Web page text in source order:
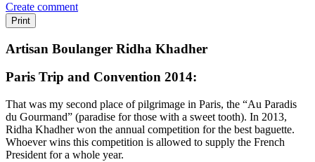
Create comment
Print
Artisan Boulanger Ridha Khadher
Paris Trip and Convention 2014:
That was my second place of pilgrimage in Paris, the “Au Paradis
du Gourmand” (paradise for those with a sweet tooth). In 2013,
Ridha Khadher won the annual competition for the best baguette.
Whoever wins this competition is allowed to supply the French
President for a whole year.